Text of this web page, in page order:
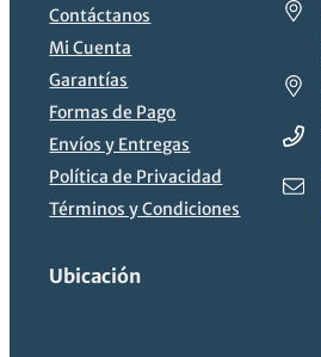
Contáctanos
Mi Cuenta
Garantías
Formas de Pago
Envíos y Entregas
Política de Privacidad
Términos y Condiciones
Ubicación